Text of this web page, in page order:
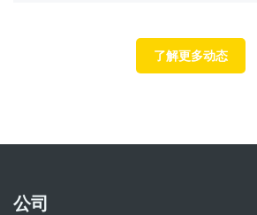
了解更多动态
公司